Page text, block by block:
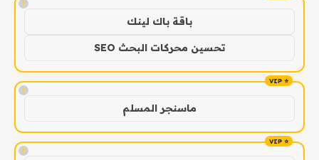
!
باقة باك لينك
تحسين محركات البحث SEO
!
ماسنجر المسلم
!